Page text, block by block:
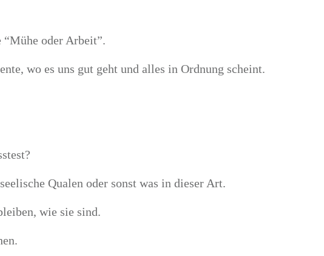
“Mühe oder Arbeit”.
wo es uns gut geht und alles in Ordnung scheint.
Qualen oder sonst was in dieser Art.
wie sie sind.